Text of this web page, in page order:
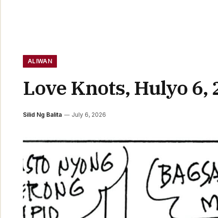
ALIWAN
Love Knots, Hulyo 6,
Silid Ng Balita July 6, 2026